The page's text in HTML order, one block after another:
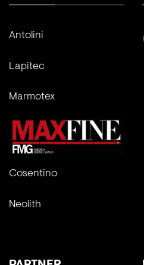
Antolini
Lapitec
Marmotex
Cosentino
Neolith